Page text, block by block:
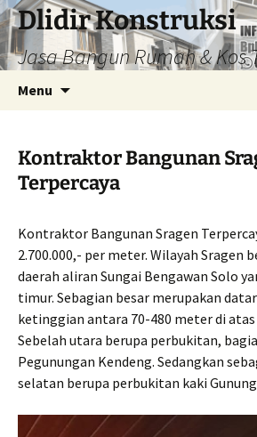
Dlidir Konstruksi
Jasa Bangun Rumah & Kos
Menu
Kontraktor Bangunan
Terpercaya
Kontraktor Bangunan Sragen
2.700.000,- per meter. Wilayah Sragen
daerah aliran Sungai Bengawan Solo
timur. Sebagian besar merupakan
ketinggian antara 70-480 meter di
Sebelah utara berupa perbukitan,
Pegunungan Kendeng. Sedangkan
selatan berupa perbukitan kaki Gunung